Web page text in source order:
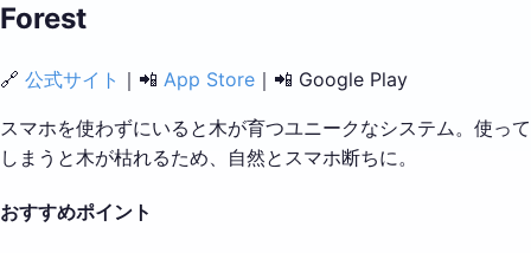
Forest
🔗 公式サイト ｜📲 App Store ｜📲 Google Play
スマホを使わずにいると木が育つユニークなシステム。使って
しまうと木が枯れるため、自然とスマホ断ちに。
おすすめポイント